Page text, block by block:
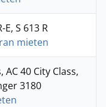
E, S 613 R
mieten
AC 40 City Class,
3180